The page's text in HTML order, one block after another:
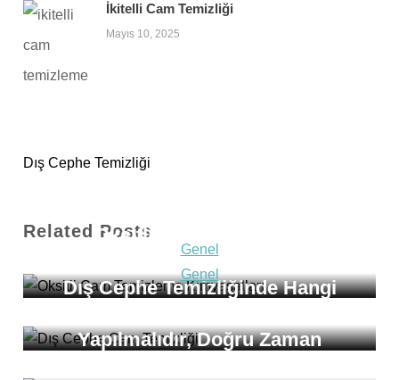
İkitelli Cam Temizliği
Mayıs 10, 2025
Dış Cephe Temizliği
Related PostsOksitli Cam Temizleme
Kimyasalları Nelerdir?
Genel
Dış Cephe Temizliğinde Hangi
Genel
Yapılmalıdır, Doğru Zaman